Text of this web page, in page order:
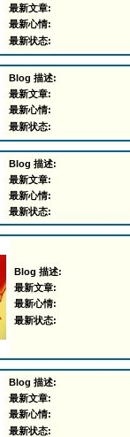
最新文章:
最新心情:
最新状态:
Blog 描述:
最新文章:
最新心情:
最新状态:
Blog 描述:
最新文章:
最新心情:
最新状态:
Blog 描述:
最新文章:
最新心情:
最新状态:
Blog 描述:
最新文章:
最新心情:
最新状态: